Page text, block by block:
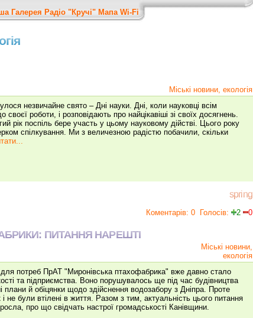
Галерея Радіо "Кручі" Мапа Wi-Fi
Міські новини, екологія
незвичайне свято – Дні науки. Дні, коли науковці всім
роботи, і розповідають про найцікавіші зі своїх досягнень.
рік поспіль бере участь у цьому науковому дійстві. Цього року
спілкування. Ми з величезною радістю побачили, скільки
spring
Коментарів: 0 Голосів: 2 0
ПИТАННЯ НАРЕШТІ
Міські новини,
екологія
для потреб ПрАТ "Миронівська птахофабрика" вже давно стало
та підприємства. Воно порушувалось ще під час будівництва
плани й обіцянки щодо здійснення водозабору з Дніпра. Проте
не були втілені в життя. Разом з тим, актуальність цього питання
про що свідчать настрої громадськості Канівщини.